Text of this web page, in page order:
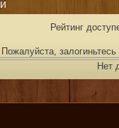
Рейтинг
Пожалуйста,
Нет